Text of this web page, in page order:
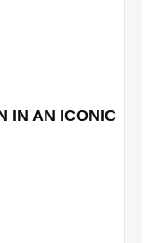
IN AN ICONIC